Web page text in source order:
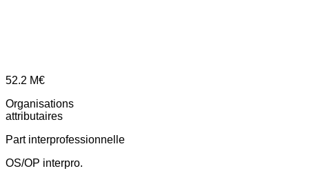
52.2 M€
Organisations
attributaires
Part interprofessionnelle
OS/OP interpro.